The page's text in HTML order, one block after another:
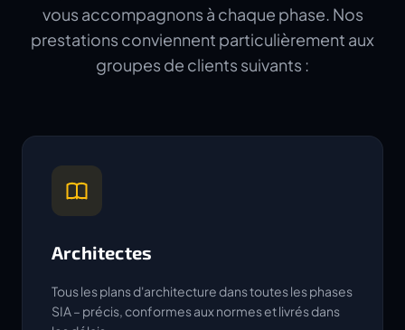
vous accompagnons à chaque phase. Nos
prestations conviennent particulièrement aux
groupes de clients suivants :
Architectes
Tous les plans d'architecture dans toutes les phases
SIA – précis, conformes aux normes et livrés dans